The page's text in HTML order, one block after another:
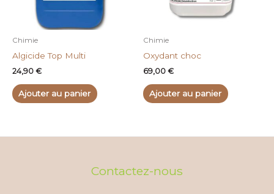
Chimie
Algicide Top Multi
24,90 €
Ajouter au panier
Chimie
Oxydant choc
69,00 €
Ajouter au panier
Contactez-nous